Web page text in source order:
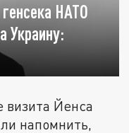
НАТО
Украину:
визита Йенса
напомнить,